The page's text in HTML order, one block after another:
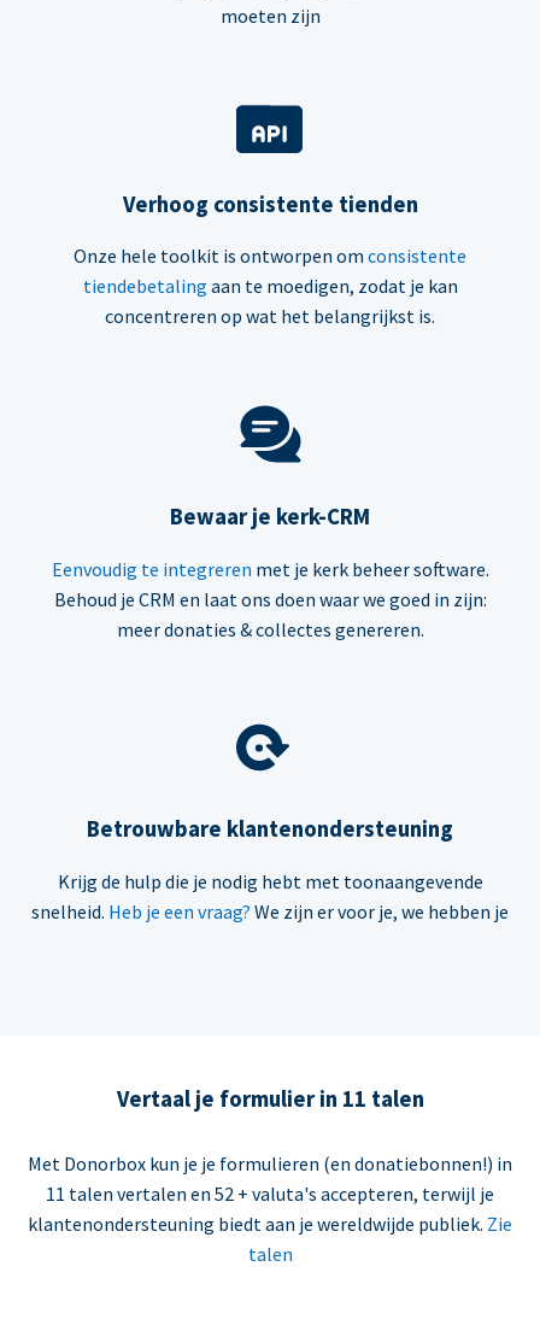
moeten zijn
Verhoog consistente tienden
Onze hele toolkit is ontworpen om consistente
tiendebetaling aan te moedigen, zodat je kan
concentreren op wat het belangrijkst is.
Bewaar je kerk-CRM
Eenvoudig te integreren met je kerk beheer software.
Behoud je CRM en laat ons doen waar we goed in zijn:
meer donaties & collectes genereren.
Betrouwbare klantenondersteuning
Krijg de hulp die je nodig hebt met toonaangevende
snelheid. Heb je een vraag? We zijn er voor je, we hebben je
Vertaal je formulier in 11 talen
Met Donorbox kun je je formulieren (en donatiebonnen!) in
11 talen vertalen en 52 + valuta's accepteren, terwijl je
klantenondersteuning biedt aan je wereldwijde publiek. Zie
talen